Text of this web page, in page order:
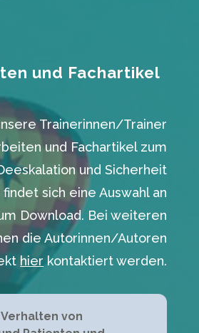
und Fachartikel
Trainerinnen/Trainer
und Fachartikel zum
und Sicherheit
sich eine Auswahl an
Download. Bei weiteren
die Autorinnen/Autoren
hier kontaktiert werden.
von